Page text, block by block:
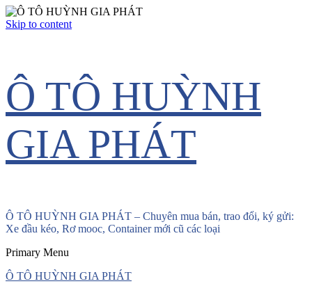
Skip to content
Ô TÔ HUỲNH
GIA PHÁT
Ô TÔ HUỲNH GIA PHÁT – Chuyên mua bán, trao đổi, ký gửi:
Xe đầu kéo, Rơ mooc, Container mới cũ các loại
Primary Menu
Ô TÔ HUỲNH GIA PHÁT